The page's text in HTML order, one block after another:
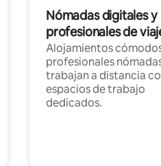
Nómadas digitales y
profesionales de
Alojamientos
profesionales
trabajan a distancia
espacios de trabajo
dedicados.